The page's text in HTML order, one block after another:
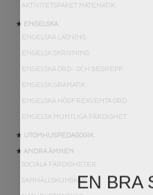
AKTIVITETSPAKET MATEMATIK
★ ENGELSKA
ENGELSKA LÄSNING
ENGELSK SKRIVNING
ENGELSKA ORD- OCH BEGREPP
ENGELSK GRAMATIK
ENGELSKA HÖGFREKVENTA ORD
ENGELSK MUNTLIGA FÄRDIGHET
★ UTOMHUSPEDAGOGIK
★ ANDRA ÄMNEN
SOCIALA FÄRDIGHETER
SAMHÄLLSKUNSKAPEN BRA